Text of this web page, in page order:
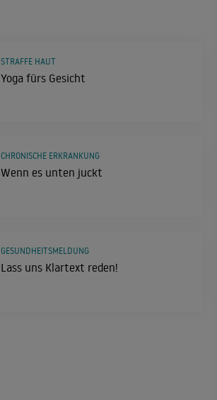
Yoga fürs Gesicht
STRAFFE HAUT
Wenn es unten juckt
CHRONISCHE ERKRANKUNG
Lass uns Klartext reden!
GESUNDHEITSMELDUNG